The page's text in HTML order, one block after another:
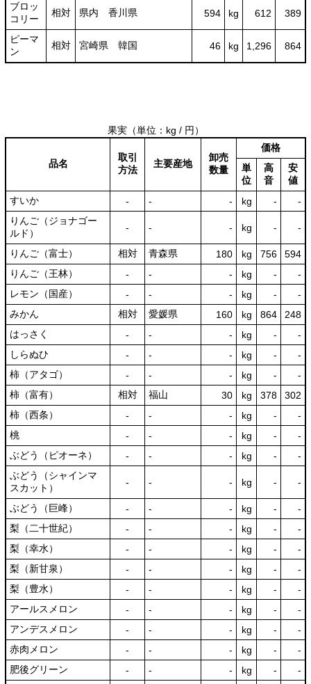
ブロッ
コリー
相対 県内 香川県 594 kg 612 389
ピーマ
ン
相対 宮崎県 韓国 46 kg 1,296 864
果実（単位：kg / 円）
品名
取引
方法
主要産地
卸売
数量
価格
単
位
高
音
安
値
すいか
‐ ‐ ‐ kg -
‐
りんご（ジョナゴー
ルド）
‐ ‐ ‐ kg - ‐
りんご（富士） 相対 青森県 180 kg 756
594
りんご（王林）
‐ ‐ ‐ kg -
‐
レモン（国産）
‐ ‐ ‐ kg -
‐
みかん
相対 愛媛県 160 kg 864
248
はっさく
‐ ‐ ‐ kg -
‐
しらぬひ
‐ ‐ ‐ kg -
‐
柿（アタゴ）
‐ ‐ ‐ kg -
‐
柿（富有）
相対 福山 30 kg 378
302
柿（西条）
‐ ‐ ‐ kg -
‐
桃
‐ ‐ ‐ kg -
‐
ぶどう（ピオーネ）
‐ ‐ ‐ kg -
‐
ぶどう（シャインマ
スカット）
‐ ‐ ‐ kg - ‐
ぶどう（巨峰） ‐ ‐ ‐ kg -
‐
梨（二十世紀）
‐ ‐ ‐ kg -
‐
梨（幸水）
‐ ‐ ‐ kg -
‐
梨（新甘泉）
‐ ‐ ‐ kg -
‐
梨（豊水）
‐ ‐ ‐ kg -
‐
アールスメロン
‐ ‐ ‐ kg -
‐
アンデスメロン
‐ ‐ ‐ kg -
‐
赤肉メロン
‐ ‐ ‐ kg -
‐
肥後グリーン
‐ ‐ ‐ kg - ‐